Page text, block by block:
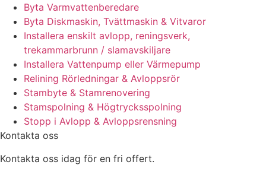
Byta Varmvattenberedare
Byta Diskmaskin, Tvättmaskin & Vitvaror
Installera enskilt avlopp, reningsverk,
trekammarbrunn / slamavskiljare
Installera Vattenpump eller Värmepump
Relining Rörledningar & Avloppsrör
Stambyte & Stamrenovering
Stamspolning & Högtrycksspolning
Stopp i Avlopp & Avloppsrensning
Kontakta oss
Kontakta oss idag för en fri offert.